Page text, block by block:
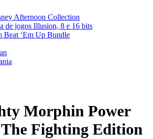
Afternoon Collection
de jogos Illusion, 8 e 16 bits
Beat ‘Em Up Bundle
Morphin Power
Fighting Edition